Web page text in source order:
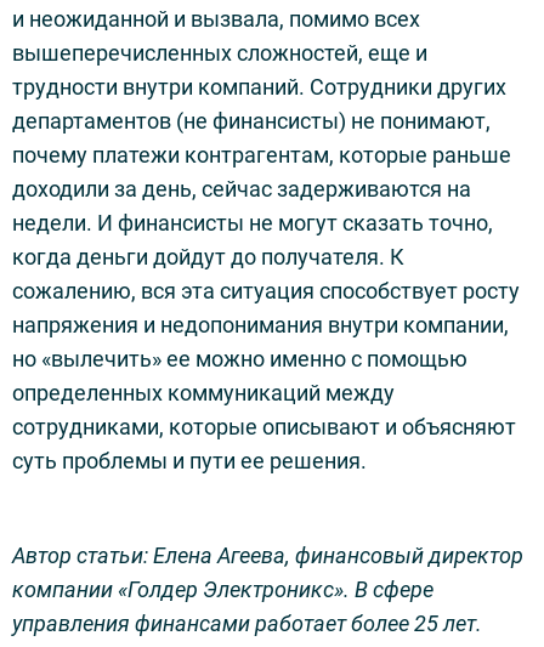
и неожиданной и вызвала, помимо всех
вышеперечисленных сложностей, еще и
трудности внутри компаний. Сотрудники других
департаментов (не финансисты) не понимают,
почему платежи контрагентам, которые раньше
доходили за день, сейчас задерживаются на
недели. И финансисты не могут сказать точно,
когда деньги дойдут до получателя. К
сожалению, вся эта ситуация способствует росту
напряжения и недопонимания внутри компании,
но «вылечить» ее можно именно с помощью
определенных коммуникаций между
сотрудниками, которые описывают и объясняют
суть проблемы и пути ее решения.
Автор статьи: Елена Агеева, финансовый директор
компании «Голдер Электроникс». В сфере
управления финансами работает более 25 лет.